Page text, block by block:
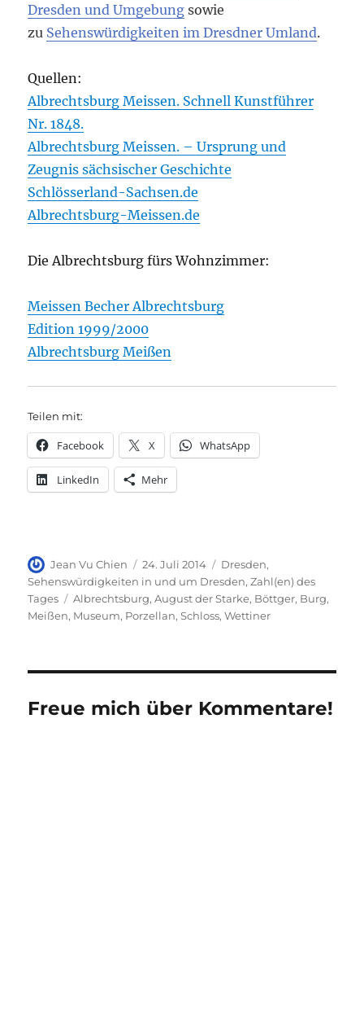
Dresden und Umgebung sowie
zu Sehenswürdigkeiten im Dresdner Umland.
Quellen:
Albrechtsburg Meissen. Schnell Kunstführer
Nr. 1848.
Albrechtsburg Meissen. – Ursprung und
Zeugnis sächsischer Geschichte
Schlösserland-Sachsen.de
Albrechtsburg-Meissen.de
Die Albrechtsburg fürs Wohnzimmer:
Meissen Becher Albrechtsburg
Edition 1999/2000
Albrechtsburg Meißen
Teilen mit:
Facebook X WhatsApp
LinkedIn Mehr
Autor
Jean Vu Chien
Veröffentlicht
am
24. Juli 2014 Kategorien
Dresden,
Sehenswürdigkeiten in und um Dresden,Zahl(en) des
Tages
Schlagwörter
Albrechtsburg,August der Starke, Böttger, Burg,
Meißen, Museum, Porzellan,Schloss,Wettiner
Freue mich über Kommentare!